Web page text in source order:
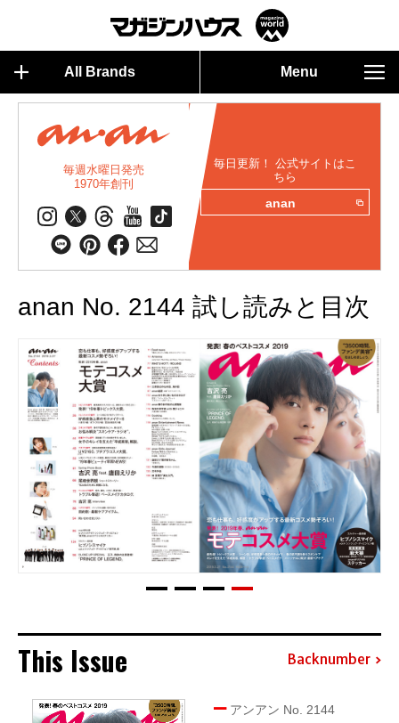
All Brands Menu
毎週水曜日発売
1970年創刊
毎日更新！ 公式サイトはこ
ちら
anan
anan No. 2144 試し読みと目次
This Issue Backnumber
アンアン No. 2144